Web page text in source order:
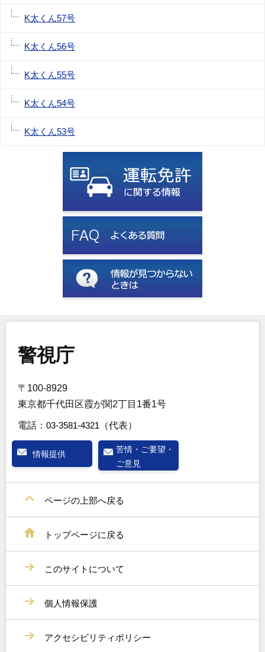
K太くん57号
K太くん56号
K太くん55号
K太くん54号
K太くん53号
警視庁
〒100-8929
東京都千代田区霞が関2丁目1番1号
電話： 03-3581-4321 （代表）
情報提供
苦情・ご要望・
ご意見
ページの上部へ戻る
トップページに戻る
このサイトについて
個人情報保護
アクセシビリティポリシー